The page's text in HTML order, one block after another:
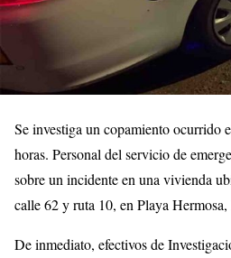
Se investiga un copamiento ocurrido
horas. Personal del servicio de
sobre un incidente en una vivienda
calle 62 y ruta 10, en Playa
De inmediato, efectivos de